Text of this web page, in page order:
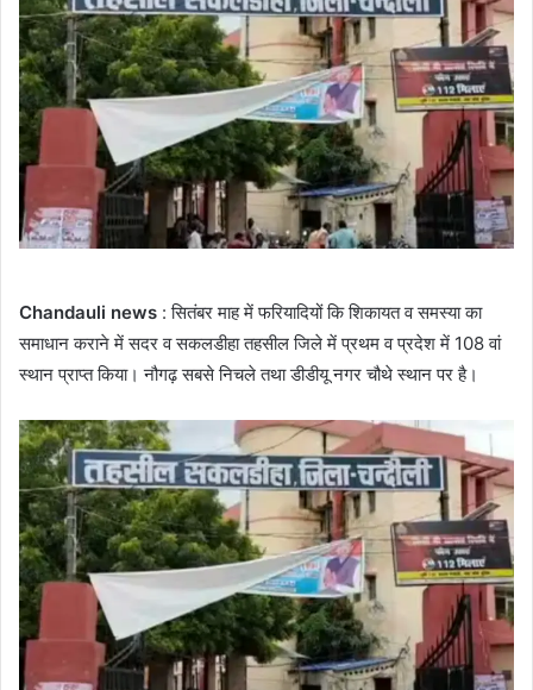
Chandauli news : सितंबर माह में फरियादियों कि शिकायत व समस्या का
समाधान कराने में सदर व सकलडीहा तहसील जिले में प्रथम व प्रदेश में 108 वां
स्थान प्राप्त किया। नौगढ़ सबसे निचले तथा डीडीयू नगर चौथे स्थान पर है।